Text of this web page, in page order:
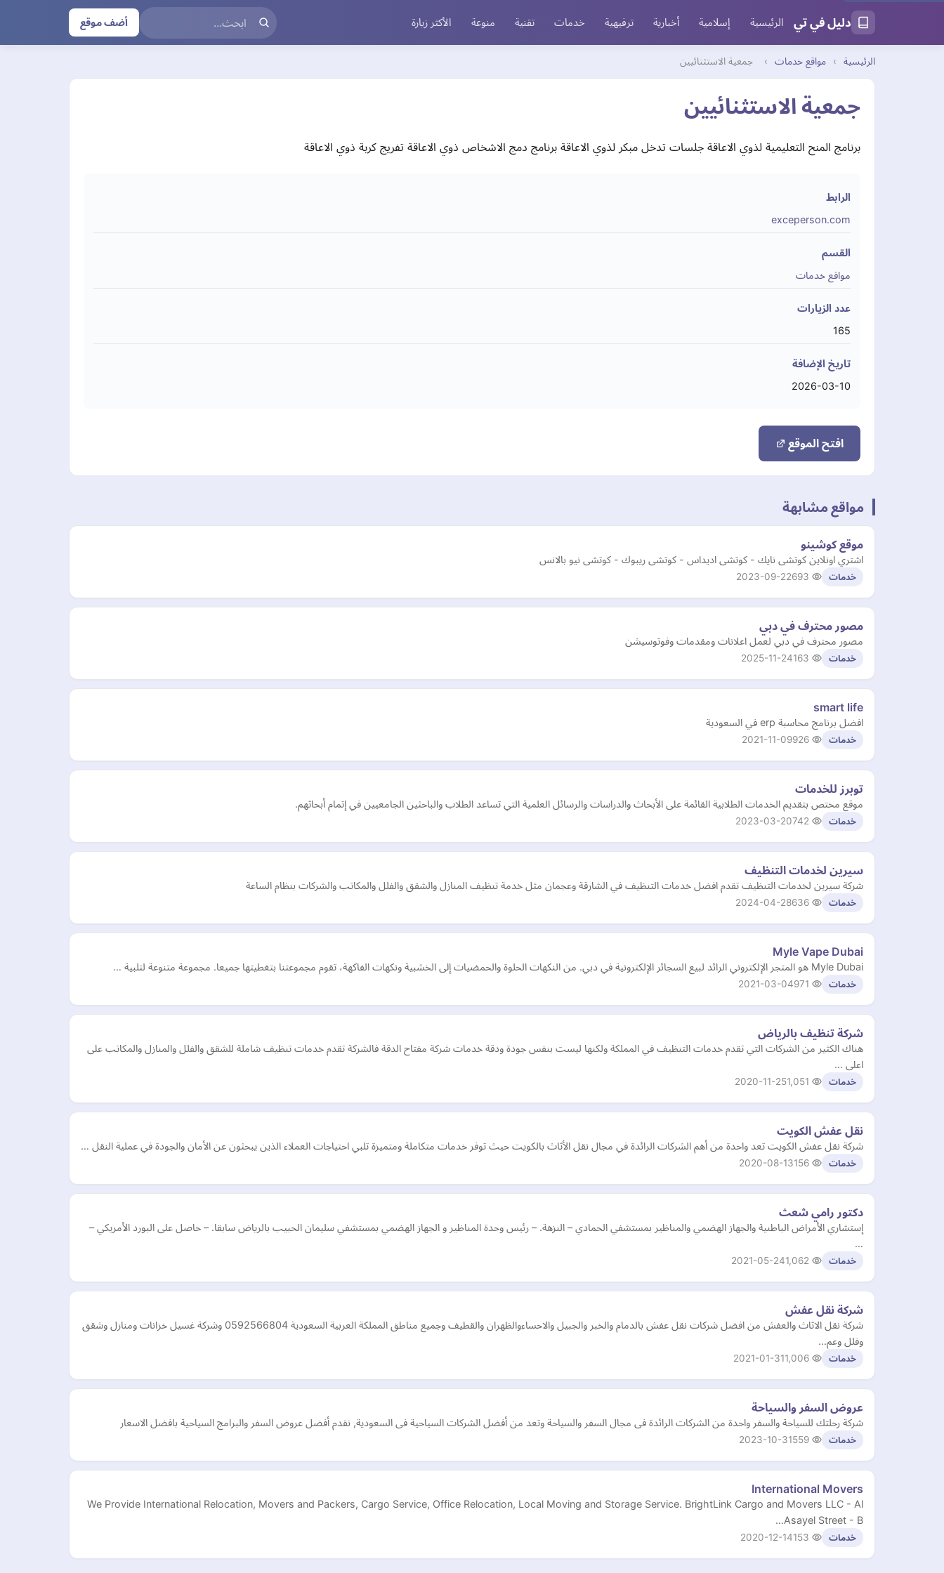
دليل في تي الرئيسية إسلامية أخبارية ترفيهية خدمات تقنية منوعة الأكثر زيارة أضف موقع
الرئيسية › مواقع خدمات › جمعية الاستثنائيين
جمعية الاستثنائيين
برنامج المنح التعليمية لذوي الاعاقة جلسات تدخل مبكر لذوي الاعاقة برنامج دمج الاشخاص ذوي الاعاقة تفريج كربة ذوي الاعاقة
الرابط
exceperson.com
القسم
مواقع خدمات
عدد الزيارات
165
تاريخ الإضافة
2026-03-10
افتح الموقع
مواقع مشابهة
موقع كوشينو
اشتري اونلاين كوتشى نايك - كوتشى اديداس - كوتشى ريبوك - كوتشى نيو بالانس
خدمات 2023-09-22
مصور محترف في دبي
مصور محترف في دبي لعمل اعلانات ومقدمات وفوتوسيشن
خدمات 2025-11-24
smart life
افضل برنامج محاسبة erp في السعودية
خدمات 2021-11-09
توبرز للخدمات
موقع مختص بتقديم الخدمات الطلابية القائمة على الأبحاث والدراسات والرسائل العلمية التي تساعد الطلاب والباحثين الجامعيين في إتمام أبحاثهم.
خدمات 2023-03-20
سيرين لخدمات التنظيف
شركة سيرين لخدمات التنظيف تقدم افضل خدمات التنظيف في الشارقة وعجمان مثل خدمة تنظيف المنازل والشقق والفلل والمكاتب والشركات بنظام الساعة
خدمات 2024-04-28
Myle Vape Dubai
Myle Dubai هو المتجر الإلكتروني الرائد لبيع السجائر الإلكترونية في دبي. من النكهات الحلوة والحمضيات إلى الخشبية ونكهات الفاكهة، تقوم مجموعتنا بتغطيتها جميعا. مجموعة متنوعة لتلبية …
خدمات 2021-03-04
شركة تنظيف بالرياض
هناك الكثير من الشركات التي تقدم خدمات التنظيف في المملكة ولكنها ليست بنفس جودة ودقة خدمات شركة مفتاح الدقة فالشركة تقدم خدمات تنظيف شاملة للشقق والفلل والمنازل والمكاتب على
اعلى …
خدمات 2020-11-25
نقل عفش الكويت
شركة نقل عفش الكويت تعد واحدة من أهم الشركات الرائدة في مجال نقل الأثاث بالكويت حيث توفر خدمات متكاملة ومتميزة تلبي احتياجات العملاء الذين يبحثون عن الأمان والجودة في عملية النقل …
خدمات 2020-08-13
دكتور رامي شعث
إستشاري الأمراض الباطنية والجهاز الهضمي والمناظير بمستشفي الحمادي – النزهة. – رئيس وحدة المناظير و الجهاز الهضمي بمستشفي سليمان الحبيب بالرياض سابقا. – حاصل على البورد الأمريكي –
…
خدمات 2021-05-24
شركة نقل عفش
شركة نقل الاثاث والعفش من افضل شركات نقل عفش بالدمام والخبر والجبيل والاحساءوالظهران والقطيف وجميع مناطق المملكة العربية السعودية 0592566804 وشركة غسيل خزانات ومنازل وشقق
وفلل وعم…
خدمات 2021-01-31
عروض السفر والسياحة
شركة رحلتك للسياحة والسفر واحدة من الشركات الرائدة فى مجال السفر والسياحة وتعد من أفضل الشركات السياحية فى السعودية, نقدم أفضل عروض السفر والبرامج السياحية بافضل الاسعار
خدمات 2023-10-31
International Movers
We Provide International Relocation, Movers and Packers, Cargo Service, Office Relocation, Local Moving and Storage Service. BrightLink Cargo and Movers LLC - Al
Asayel Street - B…
خدمات 2020-12-14